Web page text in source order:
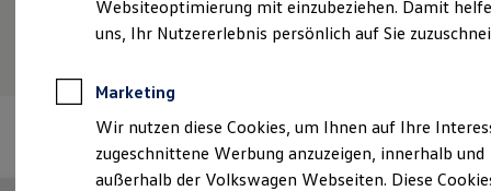
Großkunden
Behörden
Anpfiff zum Gewinn
Elektroautos
ID. Tutorials
Elektrofahrzeugkonzepte
Impressum & Rechtliches )
Websiteoptimierung mit einzubeziehen. Damit
uns, Ihr Nutzererlebnis persönlich auf Sie
Marketing
Wir nutzen diese Cookies, um Ihnen auf Ihre
zugeschnittene Werbung anzuzeigen, innerhalb und
außerhalb der Volkswagen Webseiten. Diese